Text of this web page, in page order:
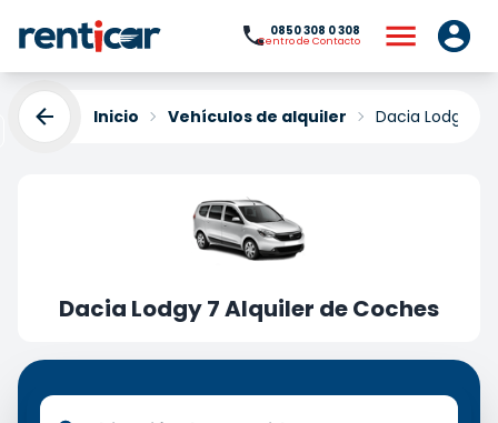
0850 308 0 308
Centro de Contacto
Inicio Vehículos de alquiler Dacia Lodgy 7
Dacia Lodgy 7 Alquiler de Coches